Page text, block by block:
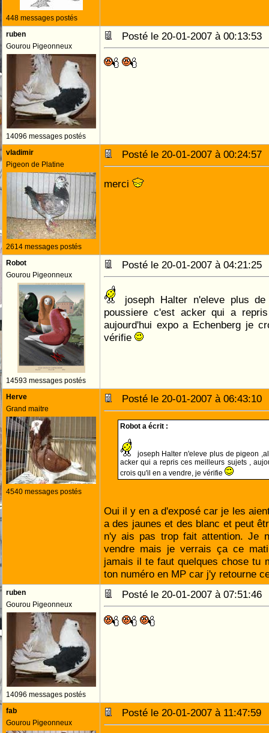
448 messages postés
ruben
Gourou Pigeonneux
14096 messages postés
Posté le 20-01-2007 à
vladimir
Pigeon de Platine
2614 messages postés
Posté le 20-01-2007 à
merci
Robot
Gourou Pigeonneux
14593 messages postés
Posté le 20-01-2007 à
joseph Halter n'eleve plus
poussiere c'est acker qui a
aujourd'hui expo a Echenberg je
vérifie
Herve
Grand maitre
4540 messages postés
Posté le 20-01-2007 à
Robot a écrit :
joseph Halter n'eleve plus de pigeon
acker qui a repris ces meilleurs sujets ,
crois qu'il en a vendre, je vérifie
Oui il y en a d'exposé car je les
a des jaunes et des blanc et peut
n'y ais pas trop fait attention. Je
vendre mais je verrais ça ce
jamais il te faut quelques chose tu
ton numéro en MP car j'y retourne
ruben
Gourou Pigeonneux
14096 messages postés
Posté le 20-01-2007 à
fab
Gourou Pigeonneux
Posté le 20-01-2007 à